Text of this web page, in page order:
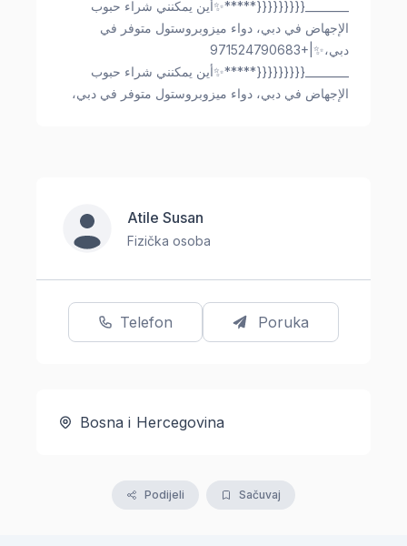
________{{{{{{{{{*****✨أين يمكنني شراء حبوب
الإجهاض في دبي، دواء ميزوبروستول متوفر في
دبي،✨|+971524790683
________{{{{{{{{{*****✨أين يمكنني شراء حبوب
الإجهاض في دبي، دواء ميزوبروستول متوفر في دبي،
Atile Susan
Fizička osoba
Telefon Poruka
Bosna i Hercegovina
Podijeli Sačuvaj